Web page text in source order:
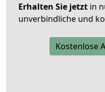
Erhalten Sie jetzt in
unverbindliche und
Kostenlose